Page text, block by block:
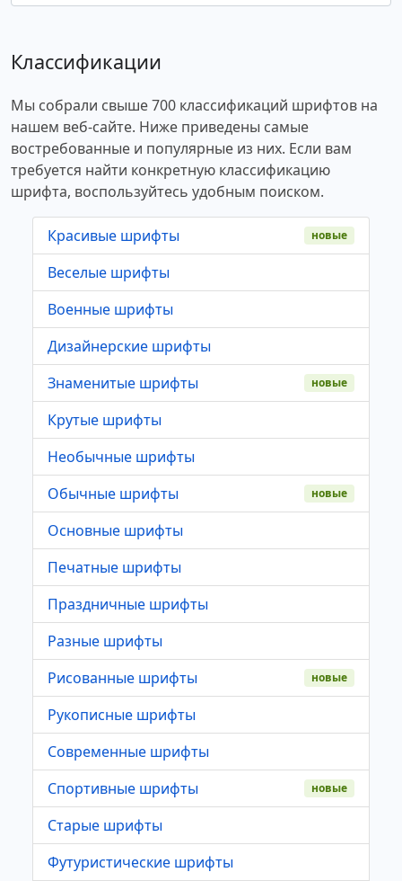
Классификации
Мы собрали свыше 700 классификаций шрифтов на
нашем веб-сайте. Ниже приведены самые
востребованные и популярные из них. Если вам
требуется найти конкретную классификацию
шрифта, воспользуйтесь удобным поиском.
Красивые шрифты новые
Веселые шрифты
Военные шрифты
Дизайнерские шрифты
Знаменитые шрифты
новые
Крутые шрифты
Необычные шрифты
Обычные шрифты
новые
Основные шрифты
Печатные шрифты
Праздничные шрифты
Разные шрифты
Рисованные шрифты
новые
Рукописные шрифты
Современные шрифты
Спортивные шрифты
новые
Старые шрифты
Футуристические шрифты